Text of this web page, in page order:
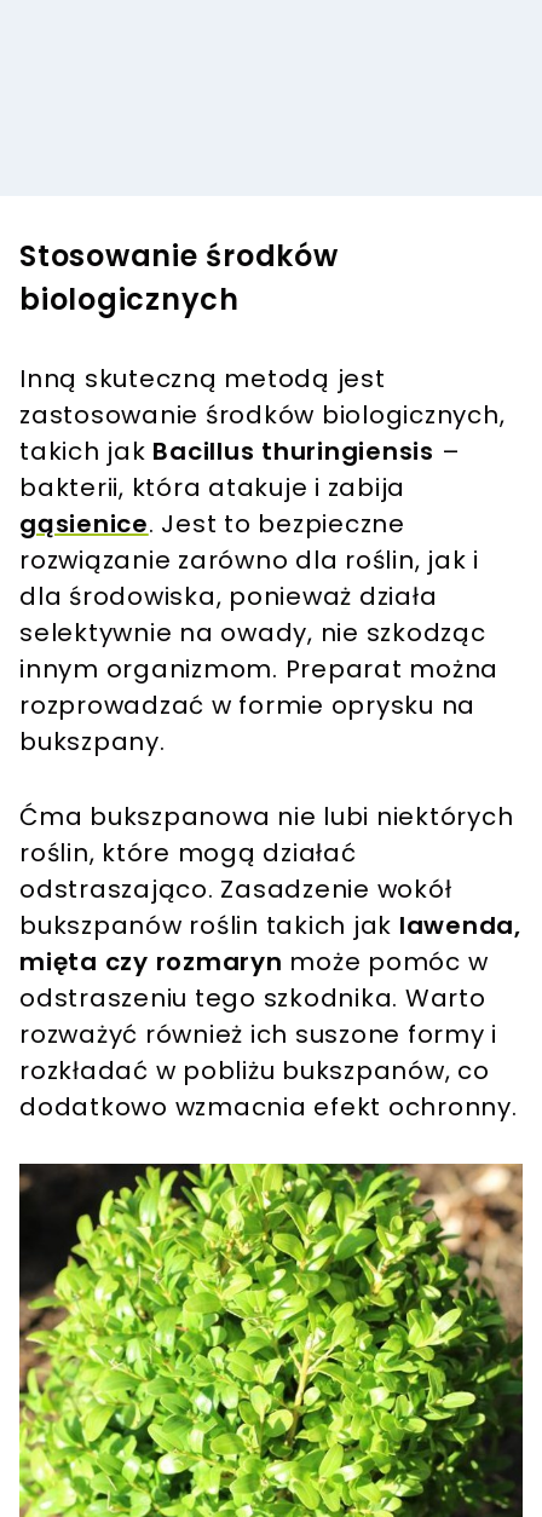
Stosowanie środków
biologicznych
Inną skuteczną metodą jest
zastosowanie środków biologicznych,
takich jak Bacillus thuringiensis –
bakterii, która atakuje i zabija
gąsienice. Jest to bezpieczne
rozwiązanie zarówno dla roślin, jak i
dla środowiska, ponieważ działa
selektywnie na owady, nie szkodząc
innym organizmom. Preparat można
rozprowadzać w formie oprysku na
bukszpany.
Ćma bukszpanowa nie lubi niektórych
roślin, które mogą działać
odstraszająco. Zasadzenie wokół
bukszpanów roślin takich jak lawenda,
mięta czy rozmaryn może pomóc w
odstraszeniu tego szkodnika. Warto
rozważyć również ich suszone formy i
rozkładać w pobliżu bukszpanów, co
dodatkowo wzmacnia efekt ochronny.